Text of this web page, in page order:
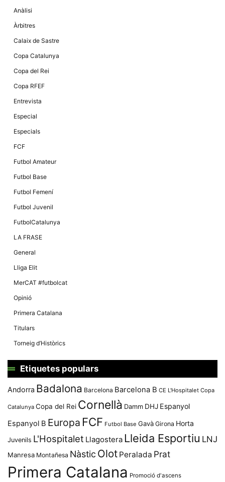
Anàlisi
Àrbitres
Calaix de Sastre
Copa Catalunya
Copa del Rei
Copa RFEF
Entrevista
Especial
Especials
FCF
Futbol Amateur
Futbol Base
Futbol Femení
Futbol Juvenil
FutbolCatalunya
LA FRASE
General
Lliga Elit
MerCAT #futbolcat
Opinió
Primera Catalana
Titulars
Torneig d’Històrics
Etiquetes populars
Andorra Badalona Barcelona Barcelona B CE L'Hospitalet Copa
Catalunya Copa del Rei Cornellà Damm DHJ Espanyol
Espanyol B Europa FCF Futbol Base Gavà Girona Horta
Juvenils L'Hospitalet Llagostera Lleida Esportiu LNJ
Manresa Montañesa Nàstic Olot Peralada Prat
Primera Catalana Promoció d'ascens